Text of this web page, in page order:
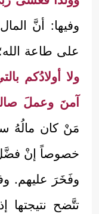
وفيها: أنَّ
على طاعة
ولا أولادُكم
آمنَ وعملَ
مَنْ كان مالُهُ
خصوصاً إنْ فضَّل
وفَخَرَ عليهم.
تتَّضح نتيجتها